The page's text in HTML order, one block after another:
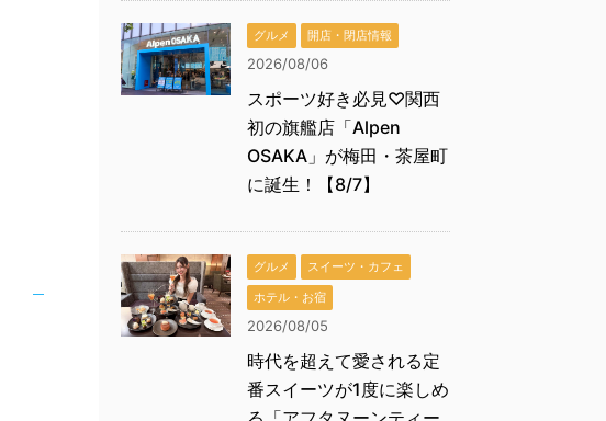
グルメ 開店・閉店情報
2026/08/06
スポーツ好き必見♡関西
初の旗艦店「Alpen
OSAKA」が梅田・茶屋町
に誕生！【8/7】
グルメ
スイーツ・カフェ
ホテル・お宿
2026/08/05
時代を超えて愛される定
番スイーツが1度に楽しめ